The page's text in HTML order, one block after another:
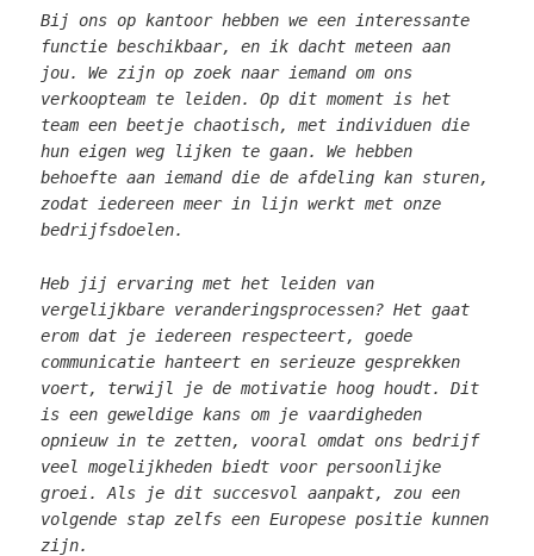
Bij ons op kantoor hebben we een interessante
functie beschikbaar, en ik dacht meteen aan
jou. We zijn op zoek naar iemand om ons
verkoopteam te leiden. Op dit moment is het
team een beetje chaotisch, met individuen die
hun eigen weg lijken te gaan. We hebben
behoefte aan iemand die de afdeling kan sturen,
zodat iedereen meer in lijn werkt met onze
bedrijfsdoelen.
Heb jij ervaring met het leiden van
vergelijkbare veranderingsprocessen? Het gaat
erom dat je iedereen respecteert, goede
communicatie hanteert en serieuze gesprekken
voert, terwijl je de motivatie hoog houdt. Dit
is een geweldige kans om je vaardigheden
opnieuw in te zetten, vooral omdat ons bedrijf
veel mogelijkheden biedt voor persoonlijke
groei. Als je dit succesvol aanpakt, zou een
volgende stap zelfs een Europese positie kunnen
zijn.